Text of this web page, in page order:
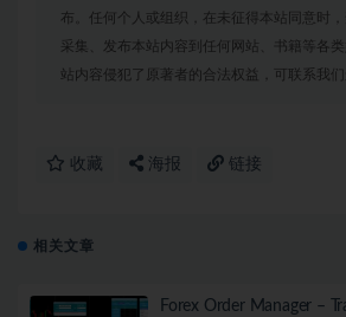
布。任何个人或组织，在未征得本站同意时，
采集、发布本站内容到任何网站、书籍等各
站内容侵犯了原著者的合法权益，可联系我们
收藏 海报 链接
相关文章
Forex Order Manager –